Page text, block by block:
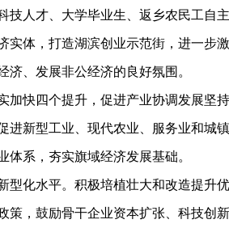
技人才、大学毕业生、返乡农民工自
实体，打造湖滨创业示范街，进一步
济、发展非公经济的良好氛围。
快四个提升，促进产业协调发展坚持
进新型工业、现代农业、服务业和城
体系，夯实旗域经济发展基础。
化水平。积极培植壮大和改造提升优
策，鼓励骨干企业资本扩张、科技创